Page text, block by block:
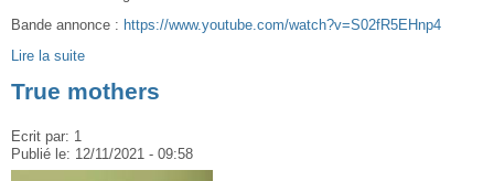
Bande annonce : https://www.youtube.com/watch?v=S02fR5EHnp4
Lire la suite
True mothers
Ecrit par: 1
Publié le: 12/11/2021 - 09:58